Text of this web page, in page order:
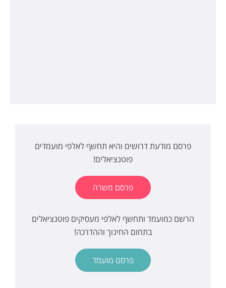
פרסם מודעת דרושים והיא תחשף לאלפי מועמדים
פוטנציאלים!
פרסם משרה
הרשם כמועמד ותחשף לאלפי מעסיקים פוטנציאלים
בתחום החינוך וההדרכה!
פרסם מועמד